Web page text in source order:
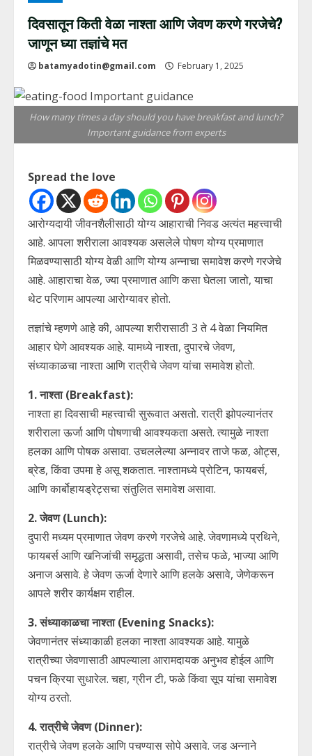
दिवसातून किती वेळा नाश्ता आणि जेवण करणे गरजेचे?
जाणून घ्या तज्ञांचे मत
batamyadotin@gmail.com February 1, 2025
How many times a day should you have breakfast and lunch?
Important guidance from experts
Spread the love
आरोग्यदायी जीवनशैलीसाठी योग्य आहाराची निवड अत्यंत महत्त्वाची
आहे. आपला शरीराला आवश्यक असलेले पोषण योग्य प्रमाणात
मिळवण्यासाठी योग्य वेळी आणि योग्य अन्नाचा समावेश करणे गरजेचे
आहे. आहाराचा वेळ, ज्या प्रमाणात आणि कसा घेतला जातो, याचा
थेट परिणाम आपल्या आरोग्यावर होतो.
तज्ञांचे म्हणणे आहे की, आपल्या शरीरासाठी 3 ते 4 वेळा नियमित
आहार घेणे आवश्यक आहे. यामध्ये नाश्ता, दुपारचे जेवण,
संध्याकाळचा नाश्ता आणि रात्रीचे जेवण यांचा समावेश होतो.
1. नाश्ता (Breakfast):
नाश्ता हा दिवसाची महत्त्वाची सुरूवात असतो. रात्री झोपल्यानंतर
शरीराला ऊर्जा आणि पोषणाची आवश्यकता असते. त्यामुळे नाश्ता
हलका आणि पोषक असावा. उचललेल्या अन्नावर ताजे फळ, ओट्स,
ब्रेड, किंवा उपमा हे असू शकतात. नाश्तामध्ये प्रोटिन, फायबर्स,
आणि कार्बोहायड्रेट्सचा संतुलित समावेश असावा.
2. जेवण (Lunch):
दुपारी मध्यम प्रमाणात जेवण करणे गरजेचे आहे. जेवणामध्ये प्रथिने,
फायबर्स आणि खनिजांची समृद्धता असावी, तसेच फळे, भाज्या आणि
अनाज असावे. हे जेवण ऊर्जा देणारे आणि हलके असावे, जेणेकरून
आपले शरीर कार्यक्षम राहील.
3. संध्याकाळचा नाश्ता (Evening Snacks):
जेवणानंतर संध्याकाळी हलका नाश्ता आवश्यक आहे. यामुळे
रात्रीच्या जेवणासाठी आपल्याला आरामदायक अनुभव होईल आणि
पचन क्रिया सुधारेल. चहा, ग्रीन टी, फळे किंवा सूप यांचा समावेश
योग्य ठरतो.
4. रात्रीचे जेवण (Dinner):
रात्रीचे जेवण हलके आणि पचण्यास सोपे असावे. जड अन्नाने